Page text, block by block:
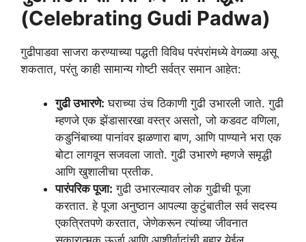
(Celebrating Gudi Padwa)
गुढीपाडवा साजरा करण्याच्या पद्धती विविध परंपरांमध्ये वेगळ्या असू
शकतात, परंतु काही सामान्य गोष्टी सर्वत्र समान आहेत:
गुढी उभारणे: घराच्या उंच ठिकाणी गुढी उभारली जाते. गुढी
म्हणजे एक झेंडासारखा वस्त्र असतो, जो कडवट वणिला,
कडुनिंबाच्या पानांवर झळणारा बाण, आणि पाण्याने भरा एक
बोटा लागवून सजवला जातो. गुढी उभारणे म्हणजे समृद्धी
आणि खुशालीचा प्रतीक.
पारंपरिक पूजा: गुढी उभारल्यावर लोक गुढीची पूजा
करतात. हे पूजा अनुष्ठान आपल्या कुटुंबातील सर्व सदस्य
एकत्रितपणे करतात, जेणेकरून त्यांच्या जीवनात